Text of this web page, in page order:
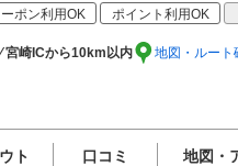
ポン利用OK ポイント利用OK
宮崎ICから10km以内 地図・ルート
ト 口コミ 地図・